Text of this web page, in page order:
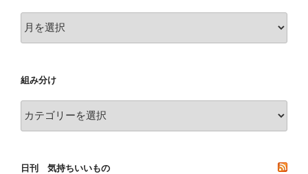
去
録
組み分け
み
日刊 気持ちいいもの